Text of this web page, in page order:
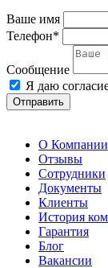
Ваше имя
Телефон*
Сообщение
Я даю
Отправить
О Компании
Отзывы
Сотрудники
Документы
Клиенты
История
Гарантия
Блог
Вакансии